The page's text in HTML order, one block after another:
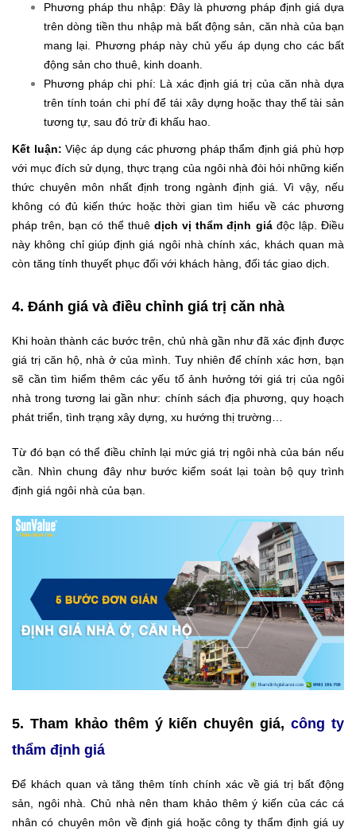
Phương pháp thu nhập: Đây là phương pháp định giá dựa
trên dòng tiền thu nhập mà bất động sản, căn nhà của bạn
mang lại. Phương pháp này chủ yếu áp dụng cho các bất
động sản cho thuê, kinh doanh.
Phương pháp chi phí: Là xác định giá trị của căn nhà dựa
trên tính toán chi phí để tái xây dựng hoặc thay thế tài sản
tương tự, sau đó trừ đi khấu hao.
Kết luận: Việc áp dụng các phương pháp thẩm định giá phù hợp
với mục đích sử dụng, thực trạng của ngôi nhà đòi hỏi những kiến
thức chuyên môn nhất định trong ngành định giá. Vì vậy, nếu
không có đủ kiến thức hoặc thời gian tìm hiểu về các phương
pháp trên, bạn có thể thuê dịch vị thẩm định giáđộc lập. Điều
này không chỉ giúp định giá ngôi nhà chính xác, khách quan mà
còn tăng tính thuyết phục đối với khách hàng, đối tác giao dịch.
4. Đánh giá và điều chỉnh giá trị căn nhà
Khi hoàn thành các bước trên, chủ nhà gần như đã xác định được
giá trị căn hộ, nhà ở của mình. Tuy nhiên để chính xác hơn, bạn
sẽ cần tìm hiểm thêm các yếu tố ảnh hưởng tới giá trị của ngôi
nhà trong tương lai gần như: chính sách địa phương, quy hoạch
phát triển, tình trạng xây dựng, xu hướng thị trường…
Từ đó bạn có thể điều chỉnh lại mức giá trị ngôi nhà của bán nếu
cần. Nhìn chung đây như bước kiểm soát lại toàn bộ quy trình
định giá ngôi nhà của bạn.
5. Tham khảo thêm ý kiến chuyên giá,công ty
thẩm định giá
Để khách quan và tăng thêm tính chính xác về giá trị bất động
sản, ngôi nhà. Chủ nhà nên tham khảo thêm ý kiến của các cá
nhân có chuyên môn về định giá hoặc công ty thẩm định giá uy